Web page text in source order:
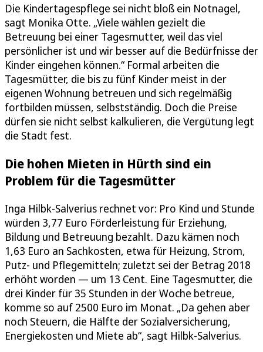
Die Kindertagespflege sei nicht bloß ein Notnagel,
sagt Monika Otte. „Viele wählen gezielt die
Betreuung bei einer Tagesmutter, weil das viel
persönlicher ist und wir besser auf die Bedürfnisse der
Kinder eingehen können.“ Formal arbeiten die
Tagesmütter, die bis zu fünf Kinder meist in der
eigenen Wohnung betreuen und sich regelmäßig
fortbilden müssen, selbstständig. Doch die Preise
dürfen sie nicht selbst kalkulieren, die Vergütung legt
die Stadt fest.
Die hohen Mieten in Hürth sind ein
Problem für die Tagesmütter
Inga Hilbk-Salverius rechnet vor: Pro Kind und Stunde
würden 3,77 Euro Förderleistung für Erziehung,
Bildung und Betreuung bezahlt. Dazu kämen noch
1,63 Euro an Sachkosten, etwa für Heizung, Strom,
Putz- und Pflegemitteln; zuletzt sei der Betrag 2018
erhöht worden — um 13 Cent. Eine Tagesmutter, die
drei Kinder für 35 Stunden in der Woche betreue,
komme so auf 2500 Euro im Monat. „Da gehen aber
noch Steuern, die Hälfte der Sozialversicherung,
Energiekosten und Miete ab“, sagt Hilbk-Salverius.